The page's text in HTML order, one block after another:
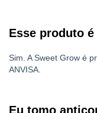
Esse produto
Sim. A Sweet Grow é
ANVISA.
Eu tomo